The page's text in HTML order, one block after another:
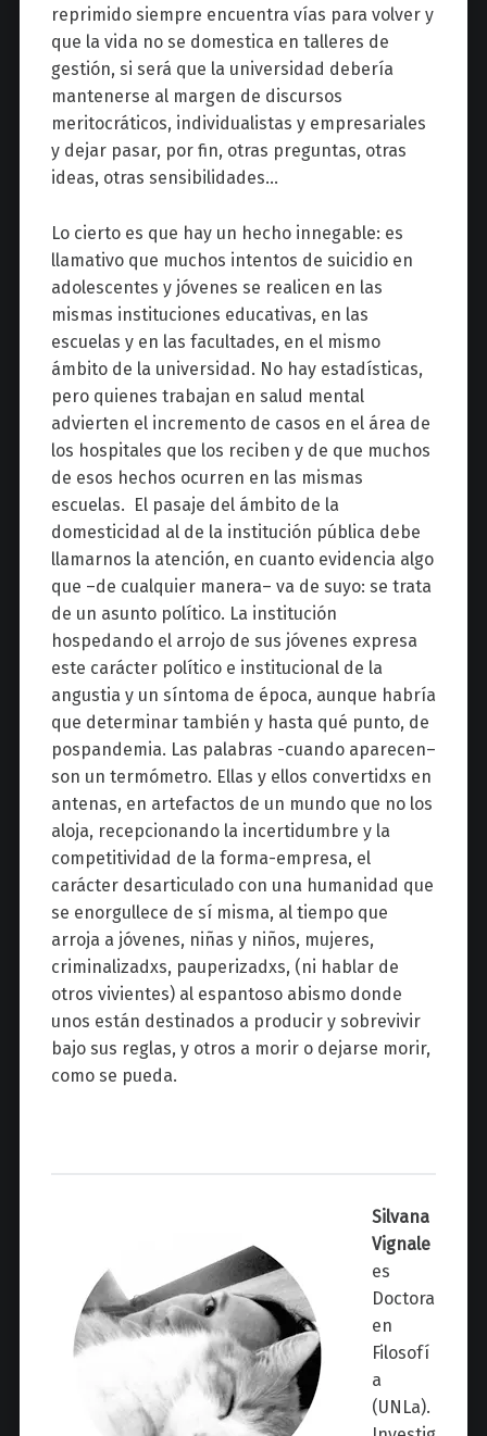
reprimido siempre encuentra vías para volver y
que la vida no se domestica en talleres de
gestión, si será que la universidad debería
mantenerse al margen de discursos
meritocráticos, individualistas y empresariales
y dejar pasar, por fin, otras preguntas, otras
ideas, otras sensibilidades…
Lo cierto es que hay un hecho innegable: es
llamativo que muchos intentos de suicidio en
adolescentes y jóvenes se realicen en las
mismas instituciones educativas, en las
escuelas y en las facultades, en el mismo
ámbito de la universidad. No hay estadísticas,
pero quienes trabajan en salud mental
advierten el incremento de casos en el área de
los hospitales que los reciben y de que muchos
de esos hechos ocurren en las mismas
escuelas. El pasaje del ámbito de la
domesticidad al de la institución pública debe
llamarnos la atención, en cuanto evidencia algo
que –de cualquier manera– va de suyo: se trata
de un asunto político. La institución
hospedando el arrojo de sus jóvenes expresa
este carácter político e institucional de la
angustia y un síntoma de época, aunque habría
que determinar también y hasta qué punto, de
pospandemia. Las palabras -cuando aparecen–
son un termómetro. Ellas y ellos convertidxs en
antenas, en artefactos de un mundo que no los
aloja, recepcionando la incertidumbre y la
competitividad de la forma-empresa, el
carácter desarticulado con una humanidad que
se enorgullece de sí misma, al tiempo que
arroja a jóvenes, niñas y niños, mujeres,
criminalizadxs, pauperizadxs, (ni hablar de
otros vivientes) al espantoso abismo donde
unos están destinados a producir y sobrevivir
bajo sus reglas, y otros a morir o dejarse morir,
como se pueda.
Silvana
Vignale
es
Doctora
en
Filosofí
a
(UNLa).